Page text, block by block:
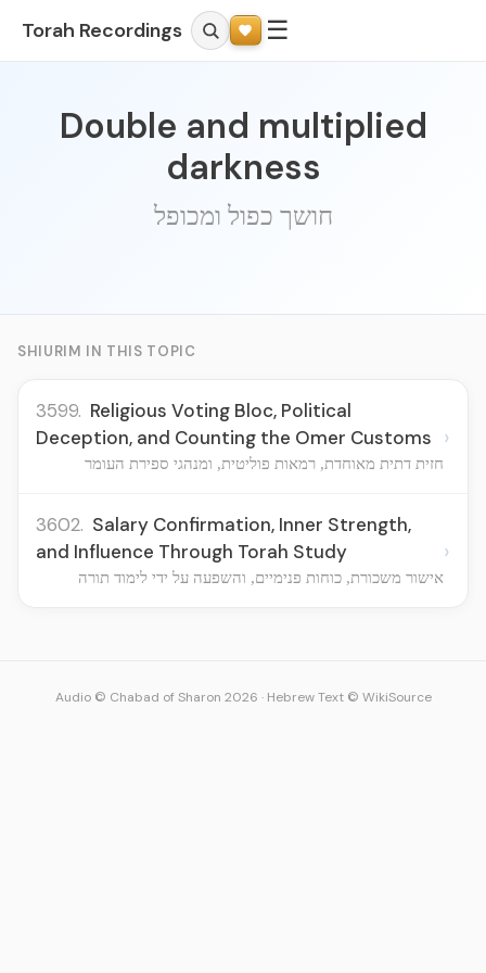
Torah Recordings ☰
Double and multiplied
darkness
חושך כפול ומכופל
SHIURIM IN THIS TOPIC
3599. Religious Voting Bloc, Political
Deception, and Counting the Omer Customs
חזית דתית מאוחדת, רמאות פוליטית, ומנהגי ספירת העומר
›
3602. Salary Confirmation, Inner Strength,
and Influence Through Torah Study
אישור משכורת, כוחות פנימיים, והשפעה על ידי לימוד תורה
›
Audio © Chabad of Sharon 2026 · Hebrew Text © WikiSource